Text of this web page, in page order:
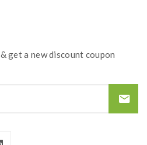
& get a new discount coupon